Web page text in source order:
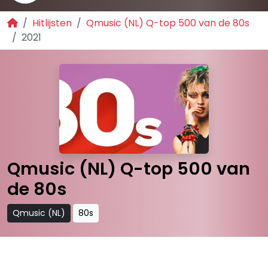
Hitlijsten
Qmusic (NL) Q-top 500 van de 80s
2021
Qmusic (NL) Q-top 500 van
de 80s
Qmusic (NL) 80s